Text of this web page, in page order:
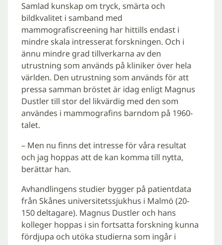
Samlad kunskap om tryck, smärta och
bildkvalitet i samband med
mammografiscreening har hittills endast i
mindre skala intresserat forskningen. Och i
ännu mindre grad tillverkarna av den
utrustning som används på kliniker över hela
världen. Den utrustning som används för att
pressa samman bröstet är idag enligt Magnus
Dustler till stor del likvärdig med den som
användes i mammografins barndom på 1960-
talet.
– Men nu finns det intresse för våra resultat
och jag hoppas att de kan komma till nytta,
berättar han.
Avhandlingens studier bygger på patientdata
från Skånes universitetssjukhus i Malmö (20-
150 deltagare). Magnus Dustler och hans
kolleger hoppas i sin fortsatta forskning kunna
fördjupa och utöka studierna som ingår i